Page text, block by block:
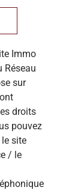
Immo
Réseau
sur
droits
pouvez
site
/ le